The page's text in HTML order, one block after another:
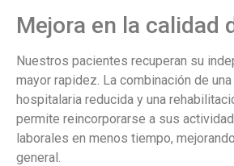
Mejora en la calidad
Nuestros pacientes recuperan su
mayor rapidez. La combinación de
hospitalaria reducida y una
permite reincorporarse a sus
laborales en menos tiempo,
general.